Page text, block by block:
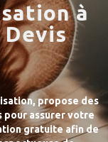
à
propose des
pour assurer votre
gratuite afin de